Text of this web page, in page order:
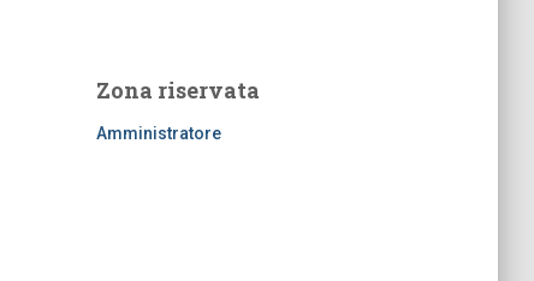
c
a
Zona riservata
Amministratore